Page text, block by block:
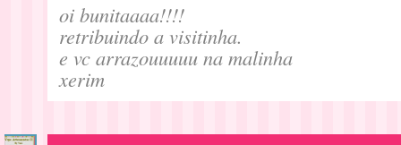
oi bunitaaaa!!!!
retribuindo a visitinha.
e vc arrazouuuuu na malinha
xerim